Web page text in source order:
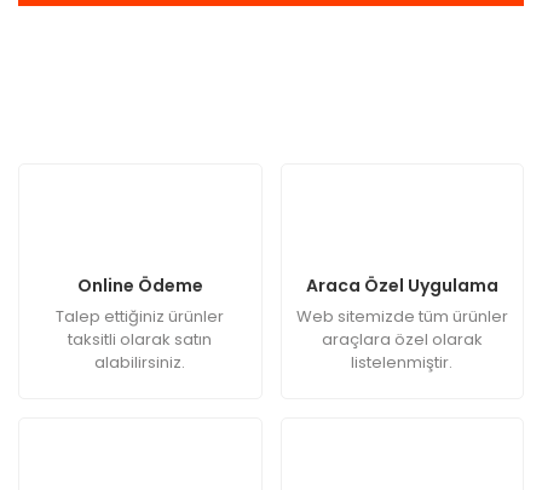
Online Ödeme
Talep ettiğiniz ürünler
taksitli olarak satın
alabilirsiniz.
Araca Özel Uygulama
Web sitemizde tüm ürünler
araçlara özel olarak
listelenmiştir.